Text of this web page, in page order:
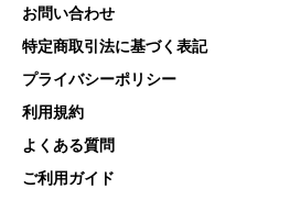
お問い合わせ
特定商取引法に基づく表記
プライバシーポリシー
利用規約
よくある質問
ご利用ガイド